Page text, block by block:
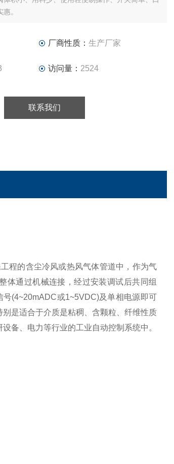
。
厂商性质： 生产厂家
访问量： 2524
联系我们
程的含尘冷风或热风气体管道中，​作为气
体通过机械连接，经过安装调试后共同组
(4~20mADC或1~5VDC)及单相电源即可
是适合于介质是粘稠、含颗粒、纤维性质
备、电力等行业的工业自动控制系统中。